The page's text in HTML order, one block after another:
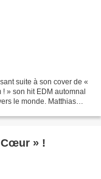
suite à son cover de «
» son hit EDM automnal
le monde. Matthias
Cœur » !